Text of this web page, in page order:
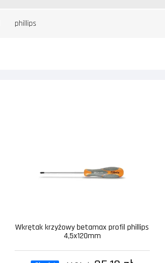
phillips
Wkrętak krzyżowy betamax profil phillips
4,5x120mm